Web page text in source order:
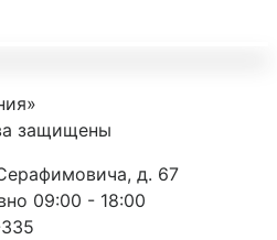
защищены
д. 67
09:00 - 18:00